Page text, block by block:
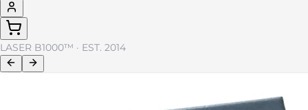
LASER B1000™ · EST. 2014